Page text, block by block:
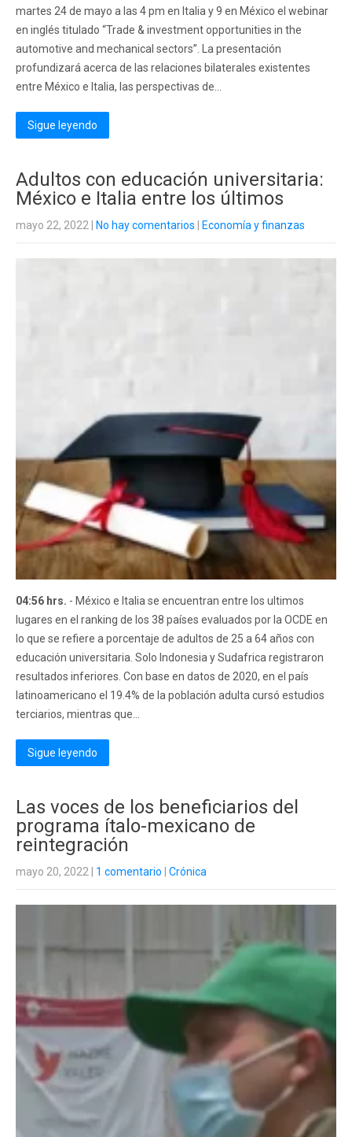
martes 24 de mayo a las 4 pm en Italia y 9 en México el webinar
en inglés titulado “Trade & investment opportunities in the
automotive and mechanical sectors”. La presentación
profundizará acerca de las relaciones bilaterales existentes
entre México e Italia, las perspectivas de...
Sigue leyendo
Adultos con educación universitaria:
México e Italia entre los últimos
mayo 22, 2022 No hay comentarios Economía y finanzas
04:56 hrs. - México e Italia se encuentran entre los ultimos
lugares en el ranking de los 38 países evaluados por la OCDE en
lo que se refiere a porcentaje de adultos de 25 a 64 años con
educación universitaria. Solo Indonesia y Sudafrica registraron
resultados inferiores. Con base en datos de 2020, en el país
latinoamericano el 19.4% de la población adulta cursó estudios
terciarios, mientras que...
Sigue leyendo
Las voces de los beneficiarios del
programa ítalo-mexicano de
reintegración
mayo 20, 2022 1 comentario Crónica